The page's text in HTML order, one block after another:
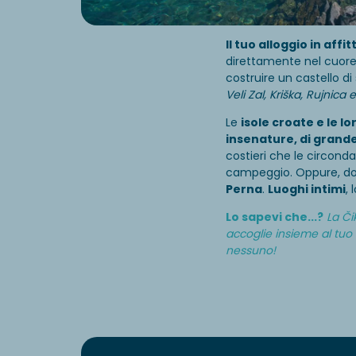
Il tuo alloggio in
direttamente nel
costruire un castello
Veli Zal, Kriška,
Le isole croate e le
insenature, di
costieri che le
campeggio. Oppure,
Perna. Luoghi intimi,
Lo sapevi che...? La
accoglie insieme al
nessuno!